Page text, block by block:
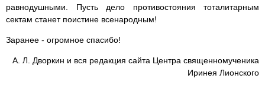
равнодушными. Пусть дело противостояния тоталитарным
сектам станет поистине всенародным!
Заранее - огромное спасибо!
А. Л. Дворкин и вся редакция сайта Центра священномученика
Иринея Лионского